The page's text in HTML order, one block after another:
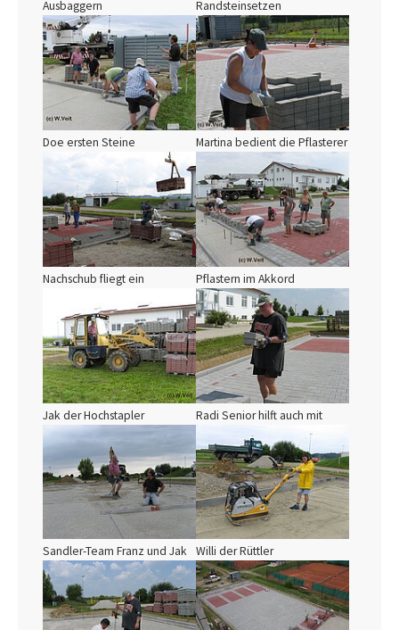
Ausbaggern Randsteinsetzen
Show larger version
Doe ersten Steine
Show larger version
Martina bedient die Pflasterer
Show larger version
Nachschub fliegt ein
Show larger version
Pflastern im Akkord
Jak der Hochstapler
Show larger version
Radi Senior hilft auch mit
Show larger version
Sandler-Team Franz und Jak
Show larger version
Willi der Rüttler
Show larger version Show larger version